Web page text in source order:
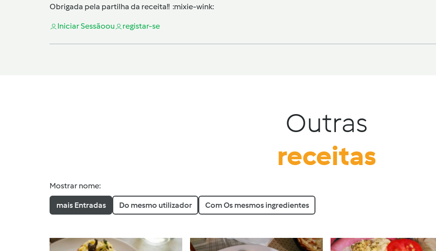
Obrigada pela partilha da receita!! :mixie-wink:
Iniciar Sessãoou registar-se
Outras
receitas
Mostrar nome:
mais Entradas Do mesmo utilizador Com Os mesmos ingredientes